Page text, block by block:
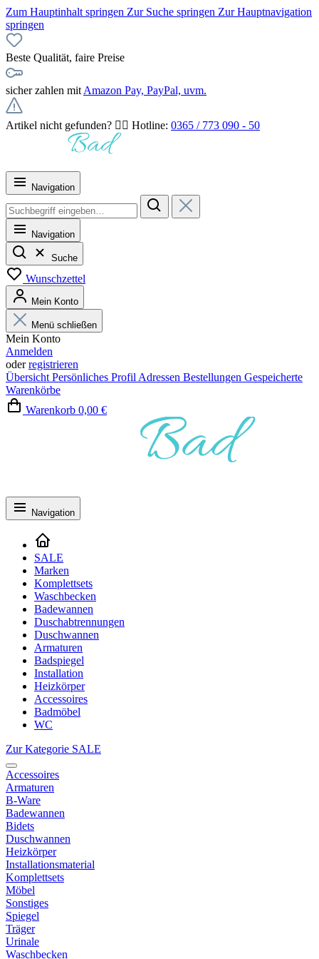
Zum Hauptinhalt springen Zur Suche springen Zur Hauptnavigation
springen
Beste Qualität, faire Preise
sicher zahlen mit Amazon Pay, PayPal, uvm.
Artikel nicht gefunden? 👉🏻 Hotline: 0365 / 773 090 - 50
Navigation
Navigation
Suche
Wunschzettel
Mein Konto
Menü schließen
Mein Konto
Anmelden
oderregistrieren
Übersicht Persönliches Profil Adressen Bestellungen Gespeicherte
Warenkörbe
Warenkorb 0,00 €
Navigation
SALE
Marken
Komplettsets
Waschbecken
Badewannen
Duschabtrennungen
Duschwannen
Armaturen
Badspiegel
Installation
Heizkörper
Accessoires
Badmöbel
WC
Zur Kategorie SALE
Accessoires
Armaturen
B-Ware
Badewannen
Bidets
Duschwannen
Heizkörper
Installationsmaterial
Komplettsets
Möbel
Sonstiges
Spiegel
Träger
Urinale
Waschbecken